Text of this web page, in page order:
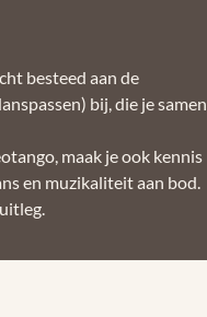
besteed aan de
bij, die je samen
maak je ook kennis
en muzikaliteit aan bod.